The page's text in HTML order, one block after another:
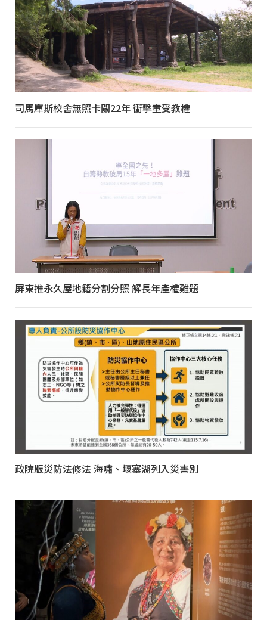
司馬庫斯校舍無照卡關22年 衝擊童受教權
屏東推永久屋地籍分割分照 解長年產權難題
政院版災防法修法 海嘯、堰塞湖列入災害別